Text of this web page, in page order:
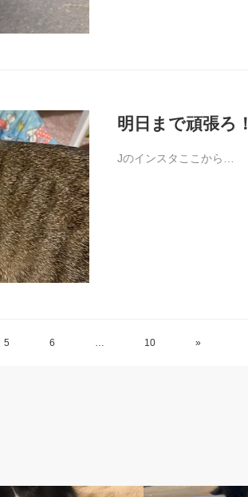
明日まで頑張ろ！
Jのインスタここから…
5 6 … 10 »